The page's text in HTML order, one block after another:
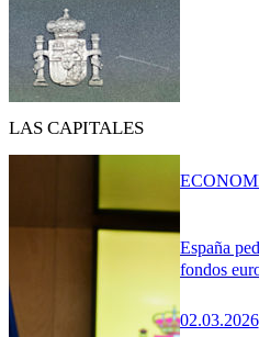
LAS CAPITALES
España
fondos
02.03.2026